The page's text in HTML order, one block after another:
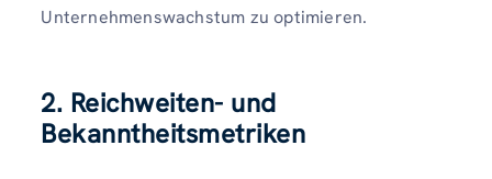
Unternehmenswachstum zu optimieren.
2. Reichweiten- und
Bekanntheitsmetriken